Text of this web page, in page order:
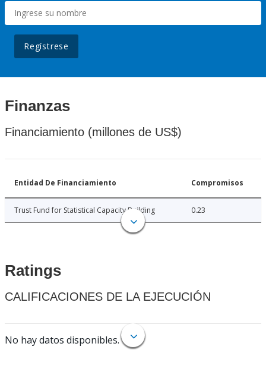
Regístrese
Finanzas
Financiamiento (millones de US$)
Entidad De Financiamiento Compromisos
Trust Fund for Statistical Capacity Building 0.23
Ratings
CALIFICACIONES DE LA EJECUCIÓN
No hay datos disponibles.